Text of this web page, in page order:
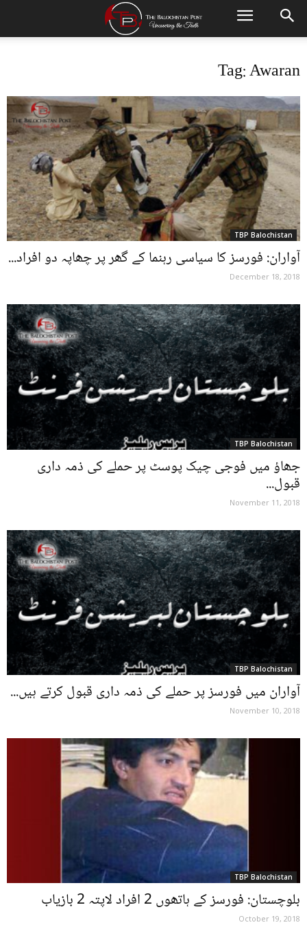
Tag: Awaran
TBP Balochistan
آواران: فورسز کا سیاسی رہنما کے گھر پر چھاپہ دو افراد...
December 18, 2018
TBP Balochistan
جھاؤ میں فوجی چیک پوسٹ پر حملے کی ذمہ داری
قبول...
November 11, 2018
TBP Balochistan
آواران میں فورسز پر حملے کی ذمہ داری قبول کرتے ہیں...
November 10, 2018
TBP Balochistan
بلوچستان: فورسز کے ہاتھوں 2 افراد لاپتہ 2 بازیاب
October 19, 2018